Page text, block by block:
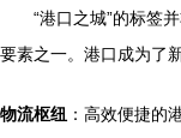
“港口之城”的标签
要素之一。港口成为了
物流枢纽 ：高效便捷的